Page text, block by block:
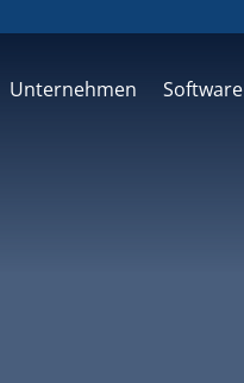
Unternehmen Software